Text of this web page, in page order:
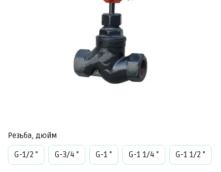
Резьба, дюйм
G-1/2 " G-3/4 " G-1 " G-1 1/4 " G-1 1/2 "